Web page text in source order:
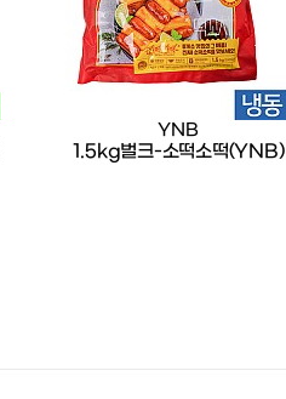
YNB
1.5kg벌크-소떡소떡(YNB)